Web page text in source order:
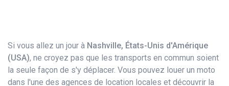
Si vous allez un jour à Nashville, États-Unis d'Amérique
(USA), ne croyez pas que les transports en commun soient
la seule façon de s'y déplacer. Vous pouvez louer un moto
dans l'une des agences de location locales et découvrir la